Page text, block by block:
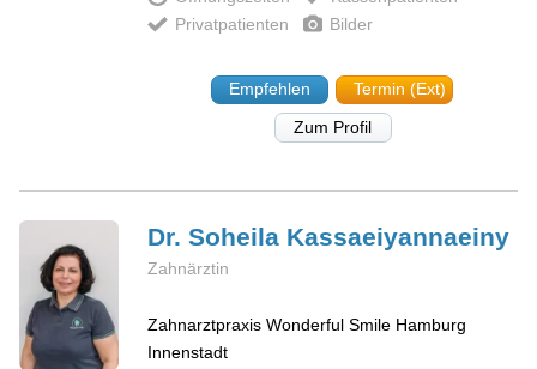
Privatpatienten
Bilder
Empfehlen
Termin (Ext)
Zum Profil
Dr. Soheila Kassaeiyannaeiny
Zahnärztin
Zahnarztpraxis Wonderful Smile Hamburg
Innenstadt